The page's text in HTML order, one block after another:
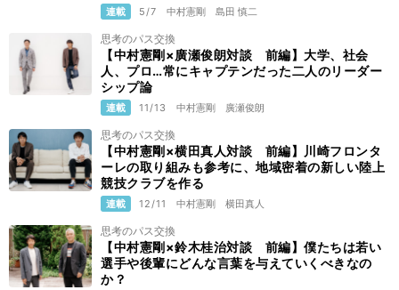
連載 5/7 中村憲剛 島田 慎二
思考のパス交換
【中村憲剛×廣瀬俊朗対談 前編】大学、社会
人、プロ…常にキャプテンだった二人のリーダー
シップ論
連載 11/13 中村憲剛 廣瀬俊朗
思考のパス交換
【中村憲剛×横田真人対談 前編】川崎フロンタ
ーレの取り組みも参考に、地域密着の新しい陸上
競技クラブを作る
連載 12/11 中村憲剛 横田真人
思考のパス交換
【中村憲剛×鈴木桂治対談 前編】僕たちは若い
選手や後輩にどんな言葉を与えていくべきなの
か？